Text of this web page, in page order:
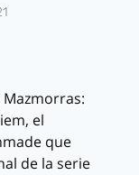
el
que
de la serie